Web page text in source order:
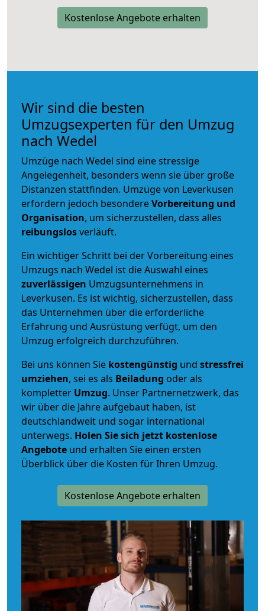
Kostenlose Angebote erhalten
Wir sind die besten
Umzugsexperten für den Umzug
nach Wedel
Umzüge nach Wedel sind eine stressige
Angelegenheit, besonders wenn sie über große
Distanzen stattfinden. Umzüge von Leverkusen
erfordern jedoch besondereVorbereitung und
Organisation, um sicherzustellen, dass alles
reibungslosverläuft.
Ein wichtiger Schritt bei der Vorbereitung eines
Umzugs nach Wedel ist die Auswahl eines
zuverlässigen Umzugsunternehmens in
Leverkusen. Es ist wichtig, sicherzustellen, dass
das Unternehmen über die erforderliche
Erfahrung und Ausrüstung verfügt, um den
Umzug erfolgreich durchzuführen.
Bei uns können Sie kostengünstig und stressfrei
umziehen, sei es als Beiladung oder als
kompletter Umzug. Unser Partnernetzwerk, das
wir über die Jahre aufgebaut haben, ist
deutschlandweit und sogar international
unterwegs. Holen Sie sich jetzt kostenlose
Angebote und erhalten Sie einen ersten
Überblick über die Kosten für Ihren Umzug.
Kostenlose Angebote erhalten